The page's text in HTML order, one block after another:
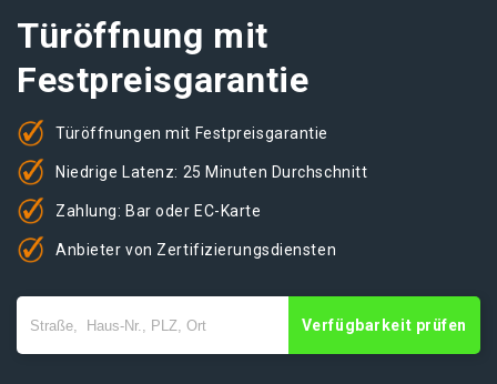
Türöffnung mit
Festpreisgarantie
Türöffnungen mit Festpreisgarantie
Niedrige Latenz: 25 Minuten Durchschnitt
Zahlung: Bar oder EC-Karte
Anbieter von Zertifizierungsdiensten
Verfügbarkeit prüfen